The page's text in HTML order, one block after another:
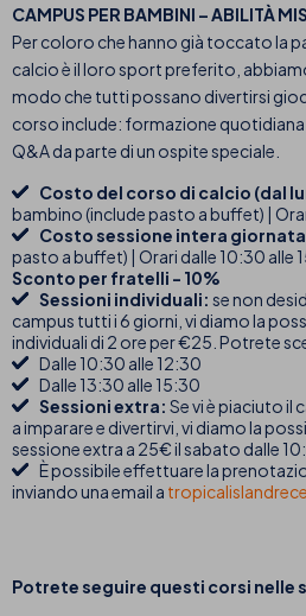
CAMPUS PER BAMBINI – ABILITÀ
Per coloro che hanno già toccato la
calcio è il loro sport preferito,
modo che tutti possano divertirsi
corso include: formazione
Q&A da parte di un ospite speciale.
Costo del corso di calcio (dal
bambino (include pasto a buffet) |
Costo sessione intera
pasto a buffet) | Orari dalle 10:30 alle
Sconto per fratelli - 10%
Sessioni individuali: se non
campus tutti i 6 giorni, vi diamo la
individuali di 2 ore per €25. Potrete
Dalle 10:30 alle 12:30
Dalle 13:30 alle 15:30
Sessioni extra: Se vi è piaciuto il
a imparare e divertirvi, vi diamo la
sessione extra a 25€ il sabato dalle
È possibile effettuare la
inviando una email a
Potrete seguire questi corsi nelle